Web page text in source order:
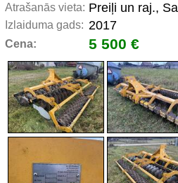
Atrašanās vieta: Preiļi un raj.,
Izlaiduma gads: 2017
Cena: 5 500 €